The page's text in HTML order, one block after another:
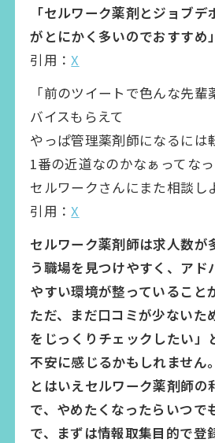
「セルワーク薬剤とジョブ
がとにかく多いのでおすすめ」
引用：X
「前のツイートで色んな先
バイスもらえて
やっぱ管理薬剤師になるには
1番の近道なのかなぁってな
セルワークさんにまた相談し
引用：X
セルワーク薬剤師は求人数が
う職場を見つけやすく、アド
やすい環境が整っていること
ただ、まだ口コミが少ないた
をじっくりチェックしたい」
不安に感じるかもしれません。
とはいえセルワーク薬剤師の
で、やめたくなったらいつで
で、まずは情報取集目的で登